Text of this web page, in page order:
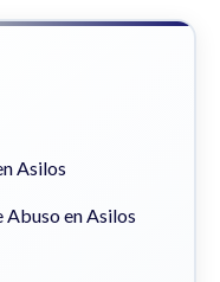
Asilos
Abuso en Asilos